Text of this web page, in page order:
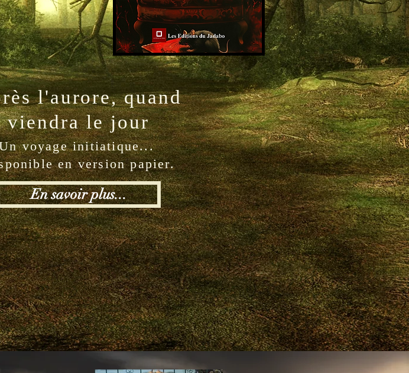
l'aurore, quand
viendra le jour
voyage initiatique...
en version papier.
En savoir plus...